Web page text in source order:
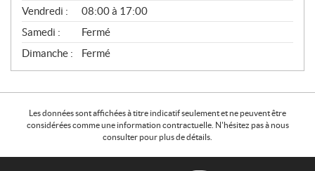
Vendredi :
08:00 à 17:00
Samedi :
Fermé
Dimanche :
Fermé
Les données sont affichées à titre indicatif seulement et ne peuvent être
considérées comme une information contractuelle. N'hésitez pas à nous
consulter pour plus de détails.